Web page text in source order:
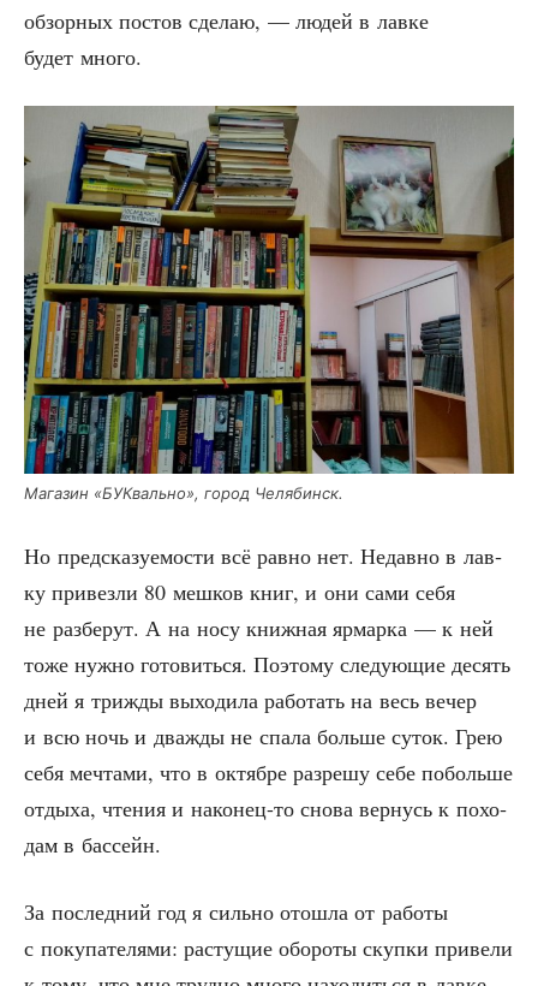
обзор­ных постов сде­лаю, — людей в лав­ке
будет много.
Мага­зин «БУК­валь­но», город Челябинск.
Но пред­ска­зу­е­мо­сти всё рав­но нет. Недав­но в лав­
ку при­вез­ли 80 меш­ков книг, и они сами себя
не раз­бе­рут. А на носу книж­ная ярмар­ка — к ней
тоже нуж­но гото­вить­ся. Поэто­му сле­ду­ю­щие десять
дней я три­жды выхо­ди­ла рабо­тать на весь вечер
и всю ночь и два­жды не спа­ла боль­ше суток. Грею
себя меч­та­ми, что в октяб­ре раз­ре­шу себе поболь­ше
отды­ха, чте­ния и нако­нец-то сно­ва вер­нусь к похо­
дам в бассейн.
За послед­ний год я силь­но ото­шла от рабо­ты
с поку­па­те­ля­ми: рас­ту­щие обо­ро­ты скуп­ки при­ве­ли